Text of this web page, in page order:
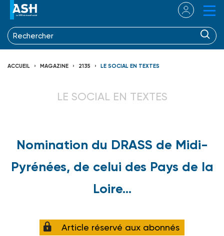
ACCUEIL MAGAZINE 2135 LE SOCIAL EN TEXTES
LE SOCIAL EN TEXTES
Nomination du DRASS de Midi-
Pyrénées, de celui des Pays de la
Loire...
Article réservé aux abonnés